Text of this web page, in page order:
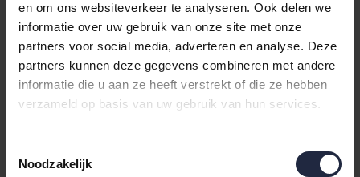
en om ons websiteverkeer te analyseren. Ook delen we
informatie over uw gebruik van onze site met onze
partners voor social media, adverteren en analyse. Deze
partners kunnen deze gegevens combineren met andere
informatie die u aan ze heeft verstrekt of die ze hebben
verzameld op basis van uw gebruik van hun services.
Noodzakelijk
Cawo Delight Streifen
Douchelaken 70x140
platin
€39,95